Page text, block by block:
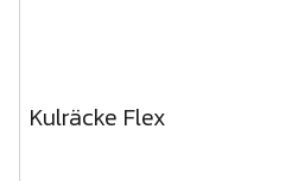
Kulräcke Flex